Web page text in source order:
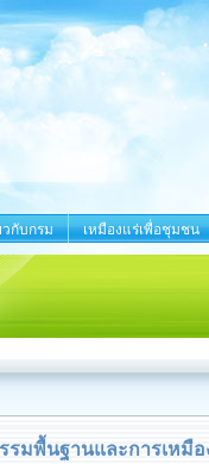
วกับกรม เหมืองแร่เพื่อชุมชน
มพื้นฐานและการเหมื